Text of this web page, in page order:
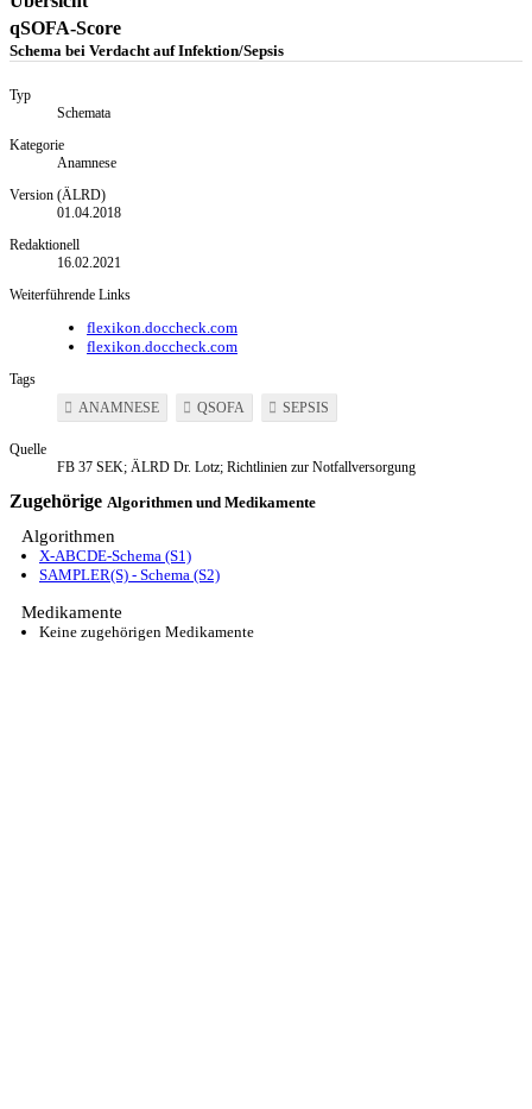
qSOFA-Score
Schema bei Verdacht auf Infektion/Sepsis
Typ
Schemata
Kategorie
Anamnese
Version (ÄLRD)
01.04.2018
Redaktionell
16.02.2021
Weiterführende Links
flexikon.doccheck.com
flexikon.doccheck.com
Tags
ANAMNESE
QSOFA SEPSIS
Quelle
FB 37 SEK; ÄLRD Dr. Lotz; Richtlinien zur Notfallversorgung
Zugehörige Algorithmen und Medikamente
Algorithmen
X-ABCDE-Schema (S1)
SAMPLER(S) - Schema (S2)
Medikamente
Keine zugehörigen Medikamente